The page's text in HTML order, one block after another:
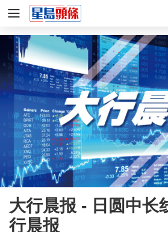
大行晨报 - 日圆中长
行晨报